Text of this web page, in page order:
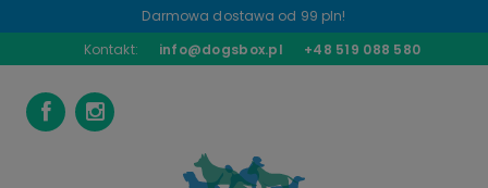
Darmowa dostawa od 99 pln!
Kontakt:
info@dogsbox.pl +48 519 088 580